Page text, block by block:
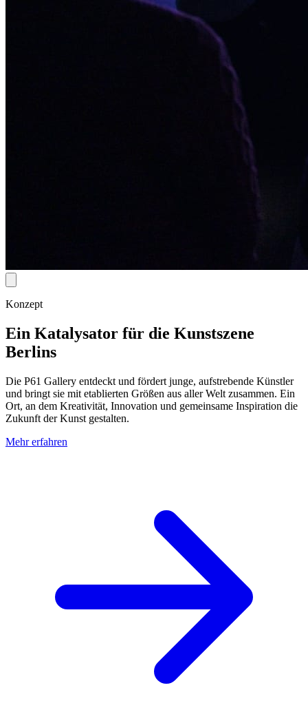
Konzept
Ein Katalysator für die Kunstszene
Berlins
Die P61 Gallery entdeckt und fördert junge, aufstrebende Künstler
und bringt sie mit etablierten Größen aus aller Welt zusammen. Ein
Ort, an dem Kreativität, Innovation und gemeinsame Inspiration die
Zukunft der Kunst gestalten.
Mehr erfahren